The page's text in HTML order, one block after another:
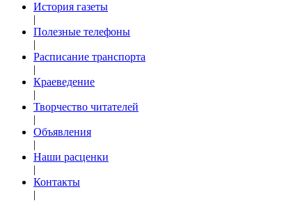
История газеты
|
Полезные телефоны
|
Расписание транспорта
|
Краеведение
|
Творчество читателей
|
Объявления
|
Наши расценки
|
Контакты
|